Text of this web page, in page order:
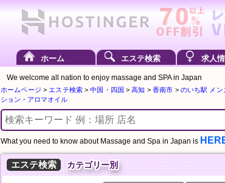
ホーム エステ検索 求人
We welcome all nation to enjoy massage and SPA in Japan
ホームページ > エステ検索>中国・四国 >高知 > 香南市 > のいち駅 メン
ション・アロマオイル
What you need to know about Massage and Spa in Japan is
エステ検索 カテゴリー別